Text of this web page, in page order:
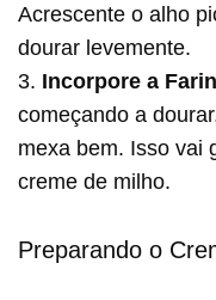
Acrescente o alho
dourar levemente.
3. Incorpore a
começando a
mexa bem. Isso vai
creme de milho.
Preparando o